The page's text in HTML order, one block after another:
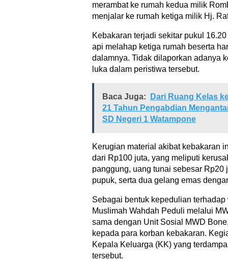
merambat ke rumah kedua milik
menjalar ke rumah ketiga milik Hj.
Kebakaran terjadi sekitar pukul
api melahap ketiga rumah beserta
dalamnya. Tidak dilaporkan adanya
luka dalam peristiwa tersebut.
Baca Juga:
Dari Ruang Kelas
21 Tahun Pengabdian
SD Negeri 1 Watampone
Kerugian material akibat kebakaran
dari Rp100 juta, yang meliputi
panggung, uang tunai sebesar Rp20
pupuk, serta dua gelang emas
Sebagai bentuk kepedulian
Muslimah Wahdah Peduli melalui
sama dengan Unit Sosial MWD
kepada para korban kebakaran.
Kepala Keluarga (KK) yang
tersebut.